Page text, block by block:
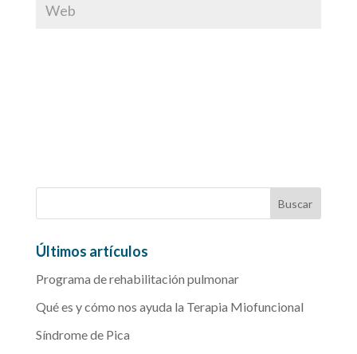
Últimos artículos
Programa de rehabilitación pulmonar
Qué es y cómo nos ayuda la Terapia Miofuncional
Síndrome de Pica